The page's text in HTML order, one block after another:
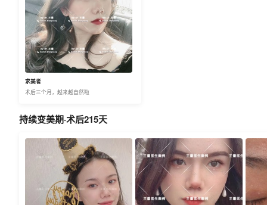
求美者
术后三个月，越来越自然啦
持续变美期·术后215天